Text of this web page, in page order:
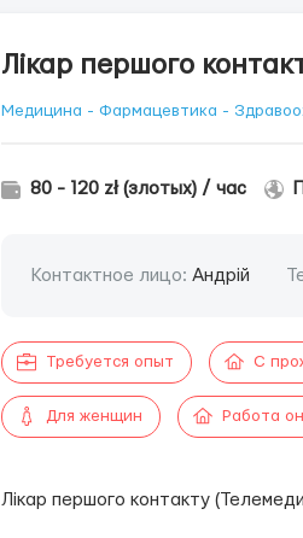
Лікар першого
Медицина - Фармацевтика -
80 - 120 zł (злотых) / час
Контактное лицо: Андрій
Требуется опыт С
Для женщин Работа
Лікар першого контакту